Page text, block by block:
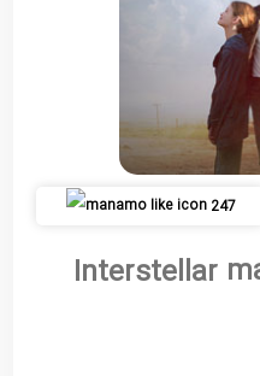
247
Interstellar